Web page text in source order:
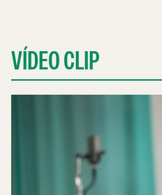
VÍDEO CLIP